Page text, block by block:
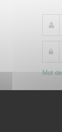
Mot